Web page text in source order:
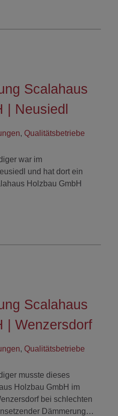
Scalahaus
| Neusiedl
, Qualitätsbetriebe
war im
und hat dort ein
Holzbau GmbH
Scalahaus
| Wenzersdorf
, Qualitätsbetriebe
musste dieses
Holzbau GmbH im
bei schlechten
Dämmerung…